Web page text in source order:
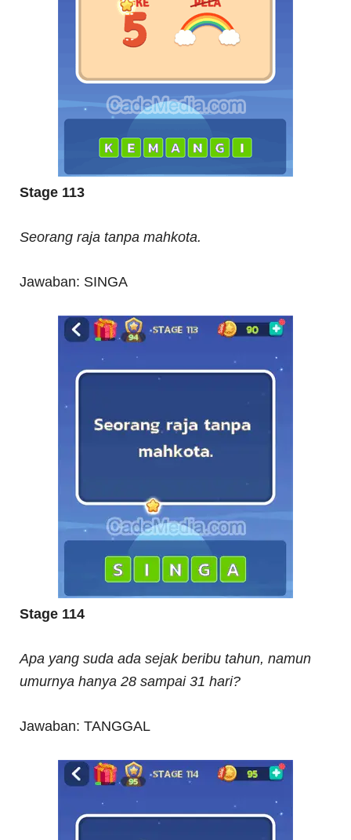
Stage 113
Seorang raja tanpa mahkota.
Jawaban: SINGA
Stage 114
Apa yang suda ada sejak beribu tahun, namun
umurnya hanya 28 sampai 31 hari?
Jawaban: TANGGAL